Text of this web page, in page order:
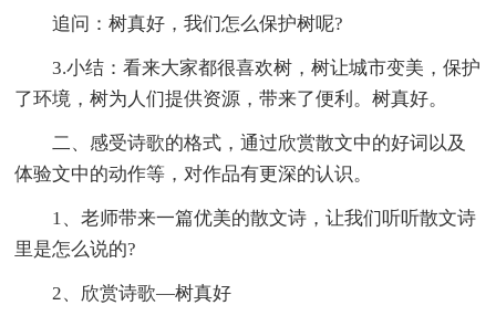
追问：树真好，我们怎么保护树呢?
3.小结：看来大家都很喜欢树，树让城市变美，保护
了环境，树为人们提供资源，带来了便利。树真好。
二、感受诗歌的格式，通过欣赏散文中的好词以及
体验文中的动作等，对作品有更深的认识。
1、老师带来一篇优美的散文诗，让我们听听散文诗
里是怎么说的?
2、欣赏诗歌—树真好